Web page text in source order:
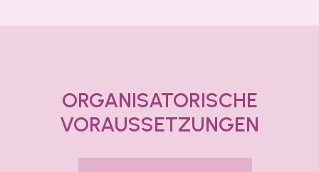
ORGANISATORISCHE
VORAUSSETZUNGEN